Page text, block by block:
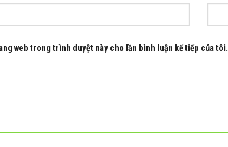
web trong trình duyệt này cho lần bình luận kế tiếp của tôi.